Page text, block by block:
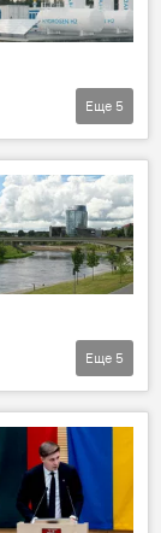
Еще 5
Еще 5